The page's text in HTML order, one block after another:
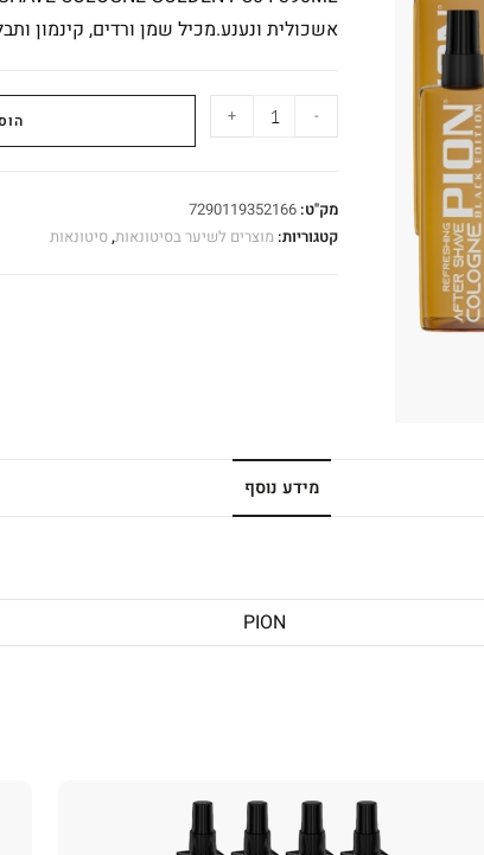
אשכולית ונענע.מכיל שמן ורדים, קינמון
-
+
מק"ט: 7290119352166
קטגוריות: מוצרים לשיער בסיטונאות,סיטונאות
מידע נוסף
PION